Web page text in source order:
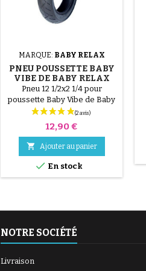
MARQUE: BABY RELAX
PNEU POUSSETTE BABY
VIBE DE BABY RELAX
Pneu 12 1/2x2 1/4 pour
poussette Baby Vibe de Baby
Relax
Prix
12,90 €
 Ajouter au panier
 En stock
NOTRE SOCIÉTÉ
Livraison